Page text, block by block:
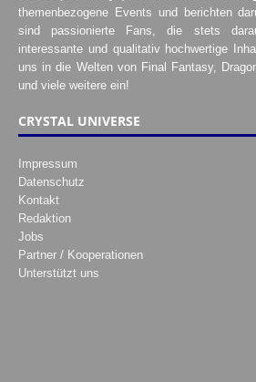
themenbezogene Events und berichten
sind passionierte Fans, die stets
interessante und qualitativ hochwertige
uns in die Welten von Final Fantasy,
und viele weitere ein!
CRYSTAL UNIVERSE
Impressum
Datenschutz
Kontakt
Redaktion
Jobs
Partner / Kooperationen
Unterstützt uns